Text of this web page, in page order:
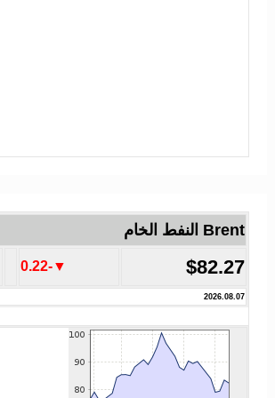
Brent النفط الخام
$82.27
▼-0.22
2026.08.07